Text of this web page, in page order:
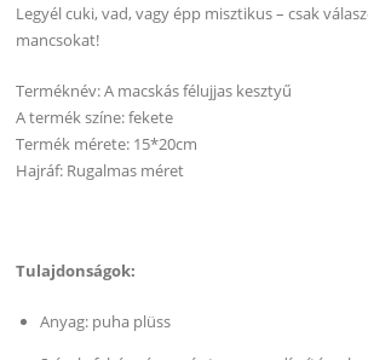
Legyél cuki, vad, vagy épp misztikus – csak
mancsokat!
Terméknév: A macskás félujjas kesztyű
A termék színe: fekete
Termék mérete: 15*20cm
Hajráf: Rugalmas méret
Tulajdonságok:
Anyag: puha plüss